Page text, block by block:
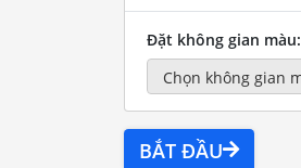
Đặt không gian màu:
BẮT ĐẦU